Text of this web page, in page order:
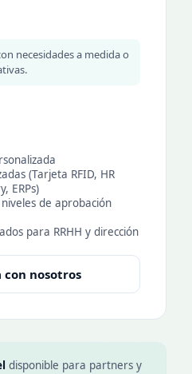
necesidades a medida o
(Tarjeta RFID, HR
ERPs)
de aprobación
para RRHH y dirección
con nosotros
disponible para partners y